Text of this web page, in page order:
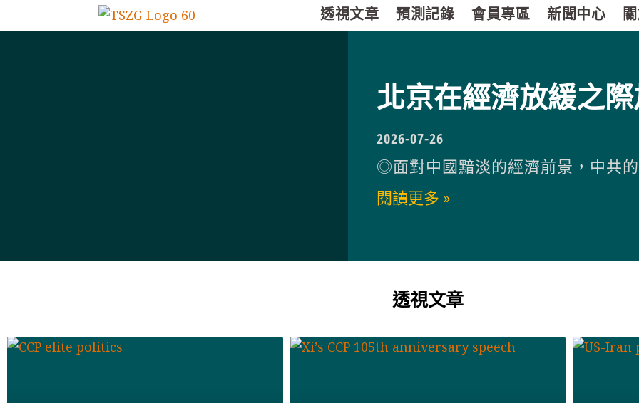
透視文章 預測記錄 會員專區 新聞中心
北京在經濟放緩之
2026-07-26
◎面對中國黯淡的經濟前景，中共
閱讀更多 »
透視文章